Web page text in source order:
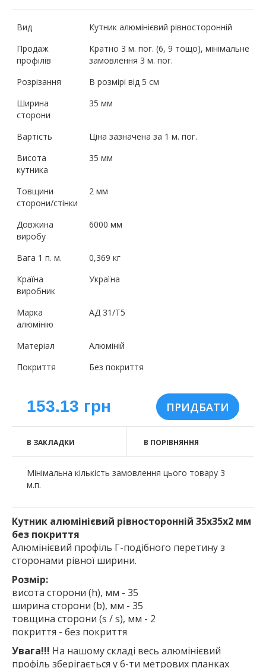
Вид
Кутник алюмінієвий рівносторонній
Продаж
профілів
Кратно 3 м. пог. (6, 9 тощо), мінімальне
замовлення 3 м. пог.
Розрізання
В розмірі від 5 см
Ширина
сторони
35 мм
Вартість
Ціна зазначена за 1 м. пог.
Висота
кутника
35 мм
Товщини
сторони/стінки
2 мм
Довжина
виробу
6000 мм
Вага 1 п. м.
0,369 кг
Країна
виробник
Україна
Марка
алюмінію
АД 31/Т5
Матеріал
Алюміній
Покриття
Без покриття
153.13 грн
В ЗАКЛАДКИ В ПОРІВНЯННЯ
Мінімальна кількість замовлення цього товару 3
м.п.
Кутник алюмінієвий рівносторонній 35х35х2 мм
без покриття
Алюмінієвий профіль Г-подібного перетину з
сторонами рівної ширини.
Розмір:
висота сторони (h), мм - 35
ширина сторони (b), мм - 35
товщина сторони (s / s), мм - 2
покриття - без покриття
Увага!!! На нашому складі весь алюмінієвий
профіль зберігається у 6-ти метрових планках